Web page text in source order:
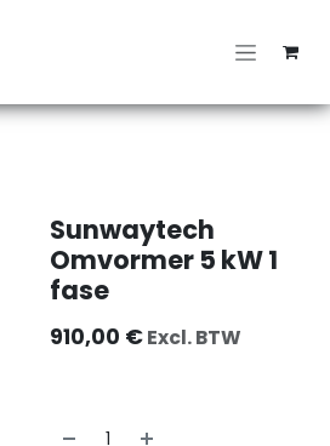
Sunwaytech
Omvormer 5 kW 1
fase
910,00 €Excl. BTW